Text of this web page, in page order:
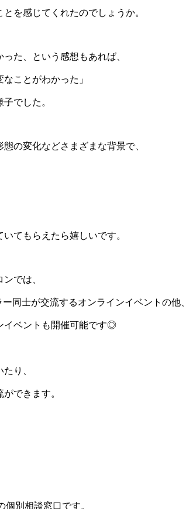
を感じてくれたのでしょうか。
た、という感想もあれば、
ことがわかった」
でした。
の変化などさまざまな背景で、
てもらえたら嬉しいです。
では、
同士が交流するオンラインイベントの他、
イベントも開催可能です◎
り、
できます。
別相談窓口です。